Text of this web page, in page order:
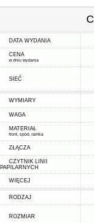
DATA WYDANIA
CENA
w dniu wydania
SIEĆ
WYMIARY
WAGA
MATERIAŁ
front, spód, ramka
ZŁĄCZA
CZYTNIK LINII
PAPILARNYCH
WIĘCEJ
RODZAJ
ROZMIAR